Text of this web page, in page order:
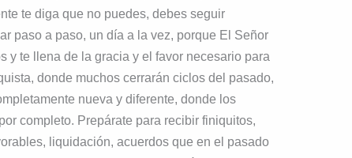
te diga que no puedes, debes seguir
paso a paso, un día a la vez, porque El Señor
y te llena de la gracia y el favor necesario para
donde muchos cerrarán ciclos del pasado,
nueva y diferente, donde los
completo. Prepárate para recibir finiquitos,
liquidación, acuerdos que en el pasado